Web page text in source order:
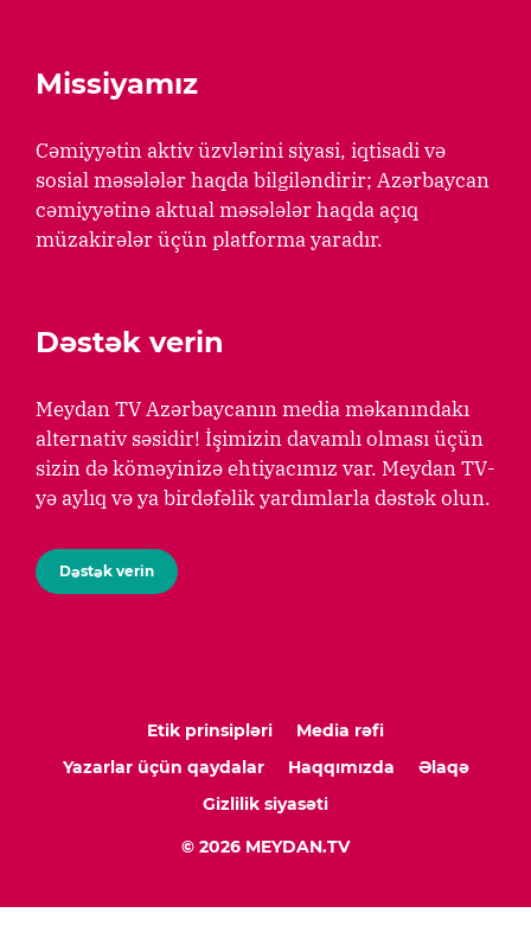
Missiyamız
Cəmiyyətin aktiv üzvlərini siyasi, iqtisadi və
sosial məsələlər haqda bilgiləndirir; Azərbaycan
cəmiyyətinə aktual məsələlər haqda açıq
müzakirələr üçün platforma yaradır.
Dəstək verin
Meydan TV Azərbaycanın media məkanındakı
alternativ səsidir! İşimizin davamlı olması üçün
sizin də köməyinizə ehtiyacımız var. Meydan TV-
yə aylıq və ya birdəfəlik yardımlarla dəstək olun.
Dəstək verin
Etik prinsipləri
Media rəfi
Yazarlar üçün qaydalar
Haqqımızda
Əlaqə
Gizlilik siyasəti
© 2026 MEYDAN.TV